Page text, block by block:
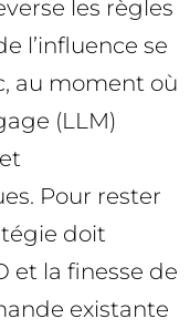
les règles
l’influence se
au moment où
(LLM)
Pour rester
doit
et la finesse de
existante